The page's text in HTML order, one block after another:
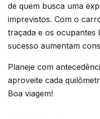
de quem busca uma
imprevistos. Com o
traçada e os ocupantes
sucesso aumentam
Planeje com
aproveite cada
Boa viagem!